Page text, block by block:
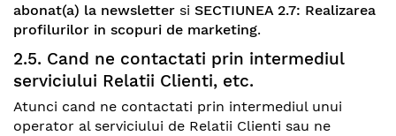
abonat(a) la newsletter si SECTIUNEA 2.7: Realizarea
profilurilor in scopuri de marketing.
2.5. Cand ne contactati prin intermediul
serviciului Relatii Clienti, etc.
Atunci cand ne contactati prin intermediul unui
operator al serviciului de Relatii Clienti sau ne